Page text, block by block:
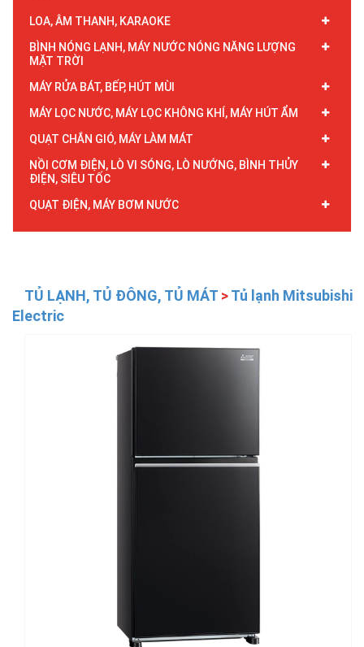
LOA, ÂM THANH, KARAOKE
BÌNH NÓNG LẠNH, MÁY NƯỚC NÓNG NĂNG LƯỢNG
MẶT TRỜI
MÁY RỬA BÁT, BẾP, HÚT MÙI
MÁY LỌC NƯỚC, MÁY LỌC KHÔNG KHÍ, MÁY HÚT ẨM
QUẠT CHẮN GIÓ, MÁY LÀM MÁT
NỒI CƠM ĐIỆN, LÒ VI SÓNG, LÒ NƯỚNG, BÌNH THỦY
ĐIỆN, SIÊU TỐC
QUẠT ĐIỆN, MÁY BƠM NƯỚC
TỦ LẠNH, TỦ ĐÔNG, TỦ MÁT >Tủ lạnh Mitsubishi
Electric